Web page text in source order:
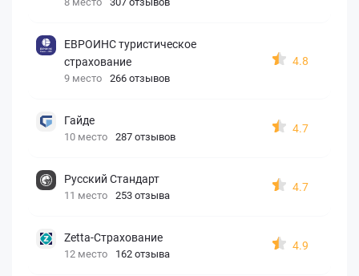
ЕВРОИНС туристическое
страхование
9 место 266 отзывов
4.8
Гайде
10 место 287 отзывов
4.7
Русский Стандарт
11 место 253 отзыва
4.7
Zetta-Страхование
12 место 162 отзыва
4.9